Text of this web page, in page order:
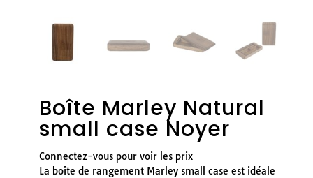
Boîte Marley Natural
small case Noyer
Connectez-vous pour voir les prix
La boîte de rangement Marley small case est idéale